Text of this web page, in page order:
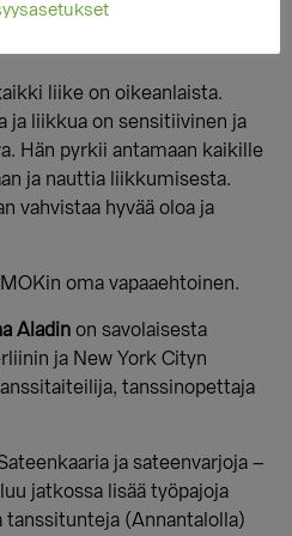
istua hetken ja piirtää tai
liike on oikeanlaista.
ja liikkua on sensitiivinen ja
Hän pyrkii antamaan kaikille
ja nauttia liikkumisesta.
vahvistaa hyvää oloa ja
oma vapaaehtoinen.
Aladin on savolaisesta
ja New York Cityn
tanssinopettaja
ja sateenvarjoja –
jatkossa lisää työpajoja
(Annantalolla)